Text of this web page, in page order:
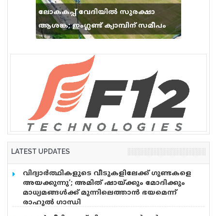
ലോകകപ്പ് വേദിയിൽ സുരക്ഷാ
ആശങ്ക; ഇംഗ്ലണ്ട് ക്യാമ്പിന് സമീപം
വെടിവെപ്പ്, 9 പേർക്ക് പരിക്ക്
LATEST UPDATES
വിദ്യാര്‍ത്ഥികളുടെ വീടുകളിലേക്ക് ഗുണ്ടകളെ
അയക്കുന്നു’; അമിത് ഷായ്ക്കും മോദിക്കും
മാധ്യമങ്ങള്‍ക്ക് മുന്നിലെത്താന്‍ ഭയമെന്ന്
രാഹുല്‍ ഗാന്ധി